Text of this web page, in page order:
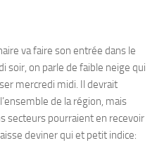
va faire son entrée dans le
soir, on parle de faible neige qui
mercredi midi. Il devrait
de la région, mais
secteurs pourraient en recevoir
deviner qui et petit indice: